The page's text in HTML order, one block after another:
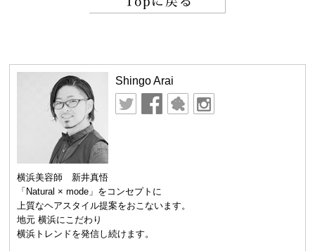
Shingo Arai
横浜美容師 新井真悟
「Natural × mode」をコンセプトに
上質なヘアスタイル提案をおこないます。
地元 横浜にこだわり
横浜トレンドを発信し続けます。